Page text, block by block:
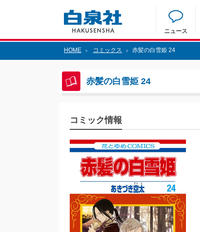
ニュース
HOME > コミックス > 赤髪の白雪姫 24
赤髪の白雪姫 24
コミック情報